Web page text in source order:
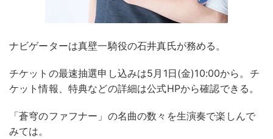
ナビゲーターは真壁一騎役の石井真氏が務める。
チケットの最速抽選申し込みは5月1日(金)10:00から。チ
ケット情報、特典などの詳細は公式HPから確認できる。
「蒼穹のファフナー」の名曲の数々を生演奏で楽しんで
みては。